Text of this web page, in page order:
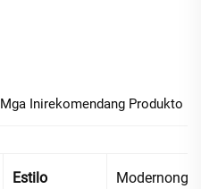
Mga Inirekomendang Produkto
Estilo Modernong